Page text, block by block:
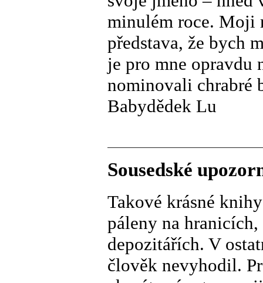
minulém roce. Moji
představa, že bych
je pro mne opravdu
nominovali chrabré
Babydědek Lu
Sousedské
Takové krásné
páleny na
depozitářích. V
člověk nevyhodil.